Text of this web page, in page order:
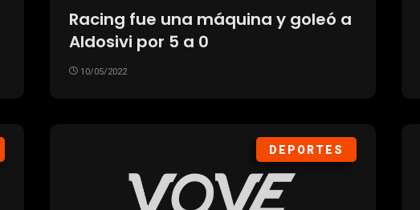
Racing fue una máquina y goleó a
Aldosivi por 5 a 0
10/05/2022
DEPORTES